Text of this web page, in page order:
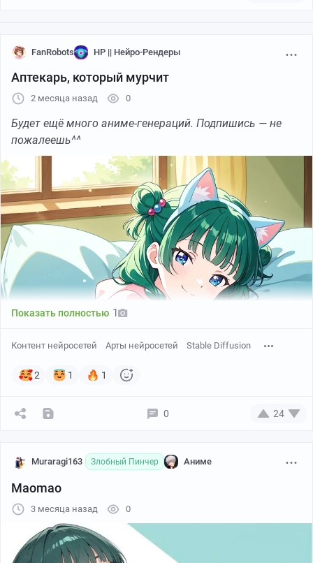
FanRobots НР || Нейро-Рендеры
Аптекарь, который мурчит
2 месяца назад 0
Будет ещё много аниме-генераций. Подпишись — не
пожалеешь^^
Показать полностью 1
Контент нейросетей Арты нейросетей Stable Diffusion
2 1 1
0 24
Muraragi163 Злобный Пинчер Аниме
Maomao
3 месяца назад 0